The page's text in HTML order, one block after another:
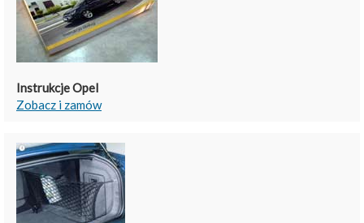
Instrukcje Opel
Zobacz i zamów